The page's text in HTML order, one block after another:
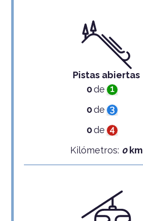
Pistas abiertas
0de
0de
0de
Kilómetros: 0km